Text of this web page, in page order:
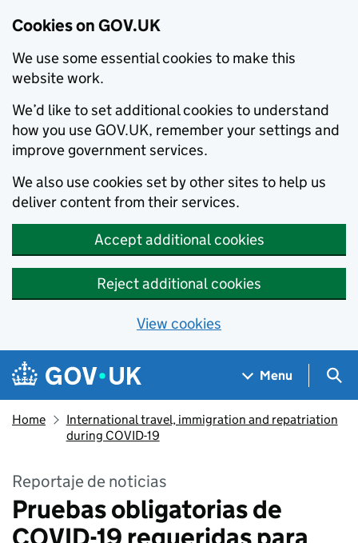
Cookies on GOV.UK
We use some essential cookies to make this
website work.
We’d like to set additional cookies to understand
how you use GOV.UK, remember your settings and
improve government services.
We also use cookies set by other sites to help us
deliver content from their services.
Accept additional cookies
Reject additional cookies
View cookies
Skip to main content
Navigation menu
Menu
Home
International travel, immigration and repatriation
during COVID-19
Reportaje de noticias
Pruebas obligatorias de